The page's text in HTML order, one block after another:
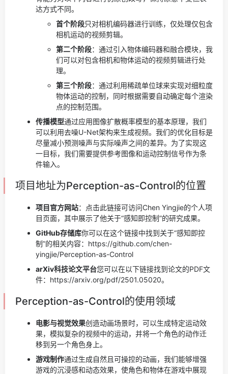
达方式不同。
首个阶段只对相机编码器进行训练，仅处理仅包含
相机运动的视频剪辑。
第二个阶段：通过引入物体编码器和融合模块，我
们可以对包含相机和物体运动的视频剪辑进行处
理。
第三个阶段：通过利用稀疏单位球来实现对细粒度
物体运动的控制，同时根据需要自动确定每个渲染
点的控制范围。
传播模型通过应用图像扩散概率模型的基本原理，我们
可以利用去噪U-Net架构来生成视频。我们的优化目标是
尽量减小预测噪声与实际噪声之间的差异。为了实现这
一目标，我们需要提供参考图像和运动控制信号作为条
件输入。
项目地址为Perception-as-Control的位置
项目官方网站：点击此链接可访问Chen Yingjie的个人项
目页面，其中展示了他关于“感知即控制”的研究成果。
GitHub存储库你可以在这个链接中找到关于“感知即控
制”的相关内容：https://github.com/chen-
yingjie/Perception-as-Control
arXiv科技论文平台您可以在以下链接找到论文的PDF文
件：https://arxiv.org/pdf/2501.05020。
Perception-as-Control的使用领域
电影与视觉效果创造动画场景时，可以生成特定运动效
果，模拟复杂的视频中的运动，并将一个角色的动作迁
移到另一个角色身上。
游戏制作通过生成自然且可操控的动画，我们能够增强
游戏的沉浸感和动态效果，使角色和物体在游戏中展现